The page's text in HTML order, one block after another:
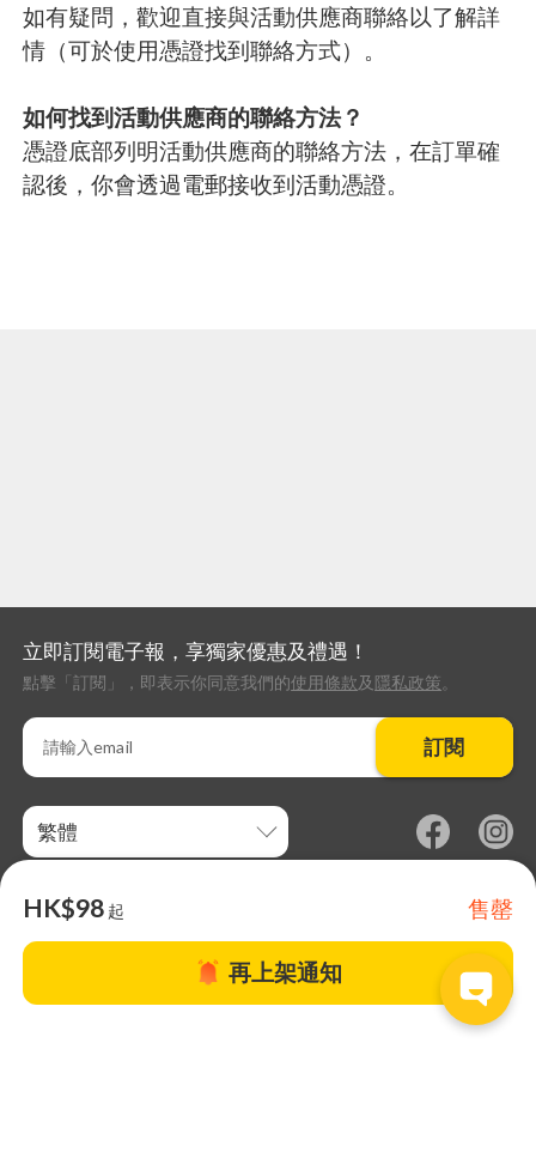
如有疑問，歡迎直接與活動供應商聯絡以了解詳
情（可於使用憑證找到聯絡方式）。
如何找到活動供應商的聯絡方法？
憑證底部列明活動供應商的聯絡方法，在訂單確
認後，你會透過電郵接收到活動憑證。
HK$98 起 售罄
再上架通知
立即訂閱電子報，享獨家優惠及禮遇！
點擊「訂閱」，即表示你同意我們的使用條款及 隱私政策。
訂閱
繁體
關於TapNow |TapNow Blog |加入成為合作夥伴|網站條款 |幫助